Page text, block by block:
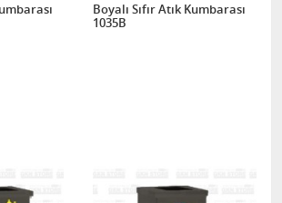
Boyalı Sıfır Atık Kumbarası
1035B